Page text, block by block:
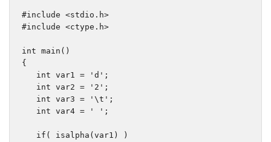
#include <stdio.h>
#include <ctype.h>
int main ()
{
int var1 = 'd' ;
int var2 = '2' ;
int var3 = '\t' ;
int var4 = ' ' ;
if ( isalpha ( var1 )
)